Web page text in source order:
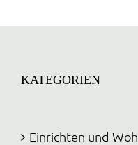
KATEGORIEN
Einrichten und